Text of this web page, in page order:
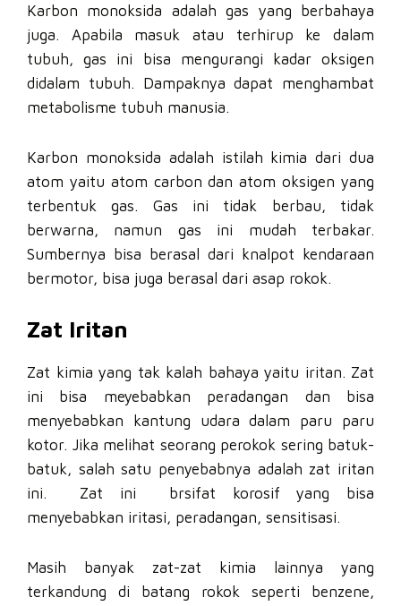
Karbon monoksida adalah gas yang berbahaya
juga. Apabila masuk atau terhirup ke dalam
tubuh, gas ini bisa mengurangi kadar oksigen
didalam tubuh. Dampaknya dapat menghambat
metabolisme tubuh manusia.
Karbon monoksida adalah istilah kimia dari dua
atom yaitu atom carbon dan atom oksigen yang
terbentuk gas. Gas ini tidak berbau, tidak
berwarna, namun gas ini mudah terbakar.
Sumbernya bisa berasal dari knalpot kendaraan
bermotor, bisa juga berasal dari asap rokok.
Zat Iritan
Zat kimia yang tak kalah bahaya yaitu iritan. Zat
ini bisa meyebabkan peradangan dan bisa
menyebabkan kantung udara dalam paru paru
kotor. Jika melihat seorang perokok sering batuk-
batuk, salah satu penyebabnya adalah zat iritan
ini. Zat ini brsifat korosif yang bisa
menyebabkan iritasi, peradangan, sensitisasi.
Masih banyak zat-zat kimia lainnya yang
terkandung di batang rokok seperti benzene,